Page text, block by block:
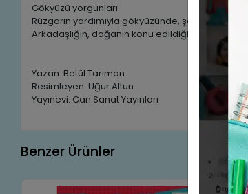
Gökyüzü yorgunları
Rüzgarın yardımıyla gökyüzünde, şehirlerin
Arkadaşlığın, doğanın konu edildiği bir macera..
Yazan: Betül Tarıman
Resimleyen: Uğur Altun
Yayınevi: Can Sanat Yayınları
Benzer Ürünler